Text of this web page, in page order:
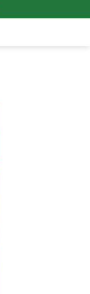
Narkotika